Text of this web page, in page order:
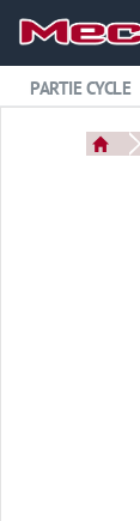
PARTIE CYCLE